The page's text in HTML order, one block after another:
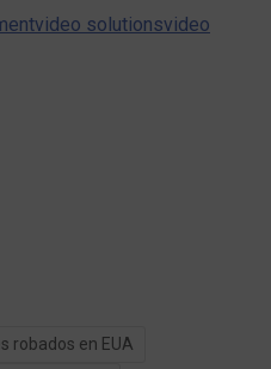
video solutionsvideo
robados en EUA